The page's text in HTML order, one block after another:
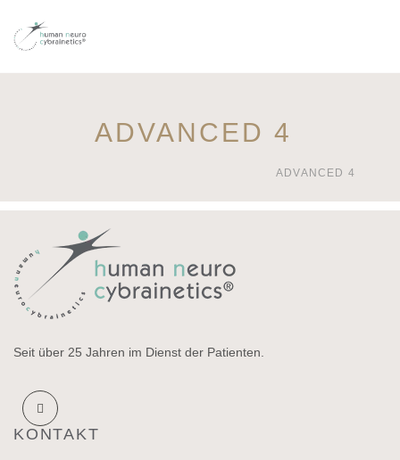
ADVANCED 4
ADVANCED 4
Seit über 25 Jahren im Dienst der Patienten.
KONTAKT